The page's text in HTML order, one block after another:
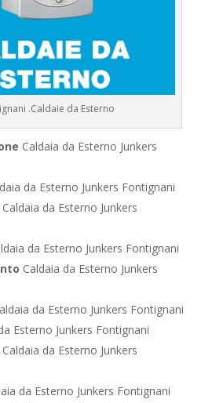
.Caldaie da Esterno
Caldaia da Esterno Junkers
da Esterno Junkers Fontignani
Caldaia da Esterno Junkers
da Esterno Junkers Fontignani
Caldaia da Esterno Junkers
da Esterno Junkers Fontignani
Esterno Junkers Fontignani
Caldaia da Esterno Junkers
da Esterno Junkers Fontignani